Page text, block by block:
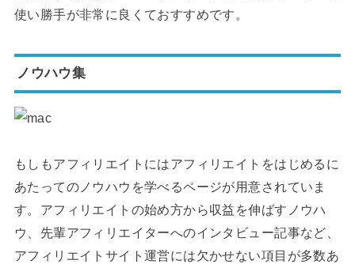
使い勝手が非常に良くておすすめです。
ノウハウ集
もしもアフィリエイトにはアフィリエイトをはじめるに
あたってのノウハウを学べるページが用意されていま
す。アフィリエイトの始め方から収益を伸ばすノウハ
ウ、先輩アフィリエイターへのインタビュー記事など、
アフィリエイトサイト運営には欠かせない項目が多数あ